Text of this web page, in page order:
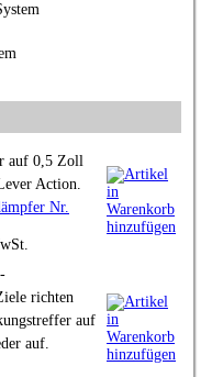
auf 0,5 Zoll
Action.
Nr.
richten
auf
auf.